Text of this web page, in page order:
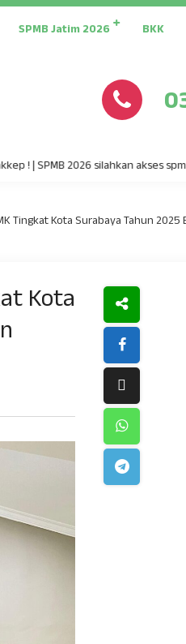
SPMB Jatim 2026 BKK
SPMB 2026 silahkan akses
Tingkat Kota Surabaya Tahun
Kota